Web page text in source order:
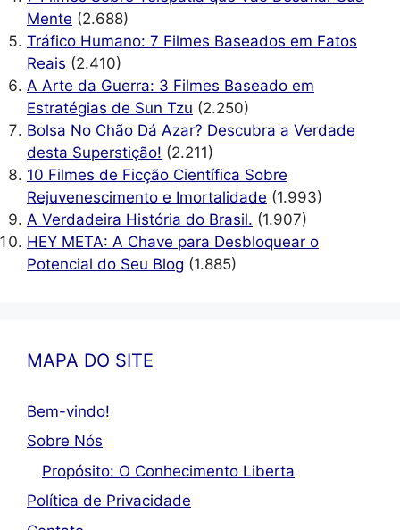
Mente (2.688)
Tráfico Humano: 7 Filmes Baseados em Fatos
Reais (2.410)
A Arte da Guerra: 3 Filmes Baseado em
Estratégias de Sun Tzu (2.250)
Bolsa No Chão Dá Azar? Descubra a Verdade
desta Superstição! (2.211)
10 Filmes de Ficção Científica Sobre
Rejuvenescimento e Imortalidade (1.993)
A Verdadeira História do Brasil. (1.907)
HEY META: A Chave para Desbloquear o
Potencial do Seu Blog (1.885)
MAPA DO SITE
Bem-vindo!
Sobre Nós
Propósito: O Conhecimento Liberta
Política de Privacidade